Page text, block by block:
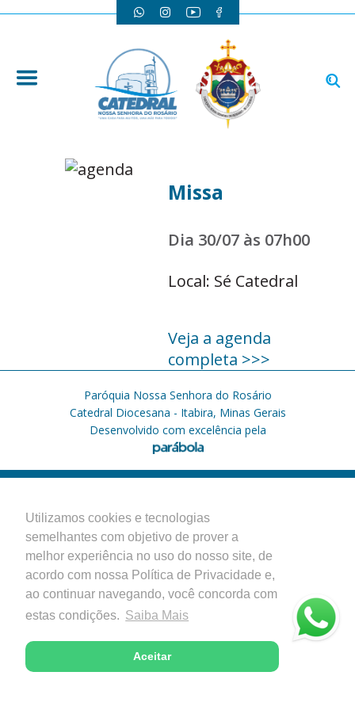
Utilizamos cookies e tecnologias
semelhantes com objetivo de prover a
melhor experiência no uso do nosso site, de
acordo com nossa Política de Privacidade e,
ao continuar navegando, você concorda com
estas condições. Saiba Mais
Aceitar
Missa
Dia 30/07 às 07h00
Local: Sé Catedral
Veja a agenda
completa >>>
Paróquia Nossa Senhora do Rosário
Catedral Diocesana - Itabira, Minas Gerais
Desenvolvido com excelência pela